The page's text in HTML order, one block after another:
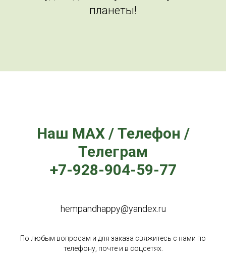
планеты!
Наш MAX / Телефон /
Телеграм
+7-928-904-59-77
hempandhappy@yandex.ru
По любым вопросам и для заказа свяжитесь с нами по
телефону, почте и в соцсетях.